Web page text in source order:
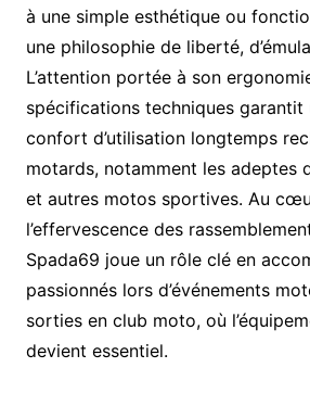
à une simple esthétique ou
une philosophie de liberté,
L’attention portée à son
spécifications techniques
confort d’utilisation longtemps
motards, notamment les adeptes
et autres motos sportives. Au
l’effervescence des
Spada69 joue un rôle clé en
passionnés lors d’événements
sorties en club moto, où
devient essentiel.